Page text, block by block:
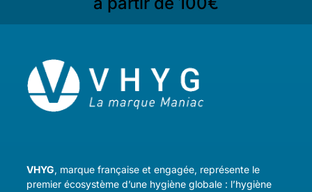
VHYG, marque française et engagée, représente le
premier écosystème d’une hygiène globale : l’hygiène